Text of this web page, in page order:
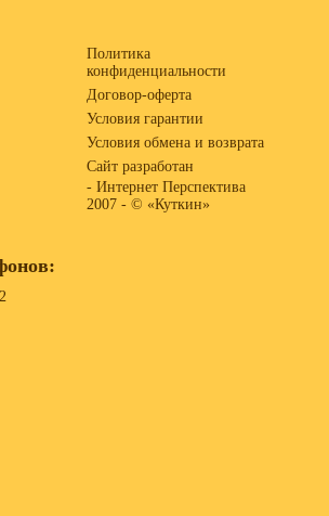
Политика
конфиденциальности
Договор-оферта
Условия гарантии
Условия обмена и возврата
Сайт разработан
- Интернет Перспектива
2007 - © «Куткин»